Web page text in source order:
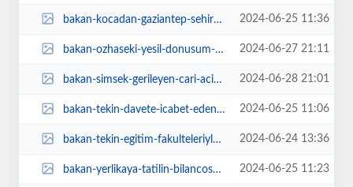
bakan-kocadan-gaziantep-sehir-hastanesi-aciklamasi-CGrXcK1u.jpeg 2024-06-25 11:36
bakan-ozhaseki-yesil-donusum-bir-mecburiyettir-8G3AAwli.jpg 2024-06-27 21:11
bakan-simsek-gerileyen-cari-acik-kalici-rezerv-birikimini-saglayacak-EGCX2pMC... 2024-06-28 21:01
bakan-tekin-davete-icabet-edenlere-maarif-ailesi-adina-tesekkur-etti-iWAzXP26... 2024-06-25 11:06
bakan-tekin-egitim-fakulteleriyle-daha-yakin-calismada-olacagiz-XWiW1D3h.jpg 2024-06-24 13:36
bakan-yerlikaya-tatilin-bilancosunu-acikladi-kurallarina-uyarsak-kaza-sayilar... 2024-06-25 11:23